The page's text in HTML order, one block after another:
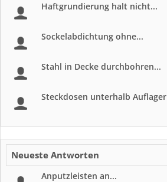
Haftgrundierung halt nicht...
Sockelabdichtung ohne...
Stahl in Decke durchbohren...
Steckdosen unterhalb Auflager
Neueste Antworten
Anputzleisten an...